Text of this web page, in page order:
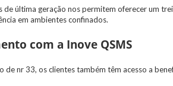
última geração nos permitem oferecer um
em ambientes confinados.
com a Inove QSMS
de nr 33, os clientes também têm acesso a